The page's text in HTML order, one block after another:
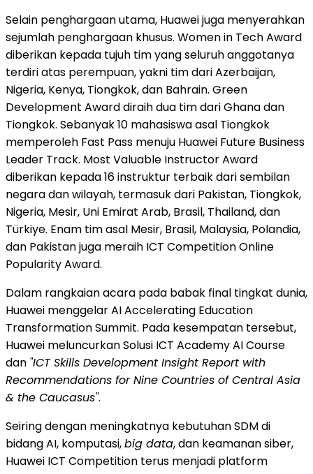
Selain penghargaan utama, Huawei juga menyerahkan
sejumlah penghargaan khusus. Women in Tech Award
diberikan kepada tujuh tim yang seluruh anggotanya
terdiri atas perempuan, yakni tim dari Azerbaijan,
Nigeria, Kenya, Tiongkok, dan Bahrain. Green
Development Award diraih dua tim dari Ghana dan
Tiongkok. Sebanyak 10 mahasiswa asal Tiongkok
memperoleh Fast Pass menuju Huawei Future Business
Leader Track. Most Valuable Instructor Award
diberikan kepada 16 instruktur terbaik dari sembilan
negara dan wilayah, termasuk dari Pakistan, Tiongkok,
Nigeria, Mesir, Uni Emirat Arab, Brasil, Thailand, dan
Türkiye. Enam tim asal Mesir, Brasil, Malaysia, Polandia,
dan Pakistan juga meraih ICT Competition Online
Popularity Award.
Dalam rangkaian acara pada babak final tingkat dunia,
Huawei menggelar AI Accelerating Education
Transformation Summit. Pada kesempatan tersebut,
Huawei meluncurkan Solusi ICT Academy AI Course
dan "ICT Skills Development Insight Report with
Recommendations for Nine Countries of Central Asia
& the Caucasus".
Seiring dengan meningkatnya kebutuhan SDM di
bidang AI, komputasi,big data, dan keamanan siber,
Huawei ICT Competition terus menjadi platform